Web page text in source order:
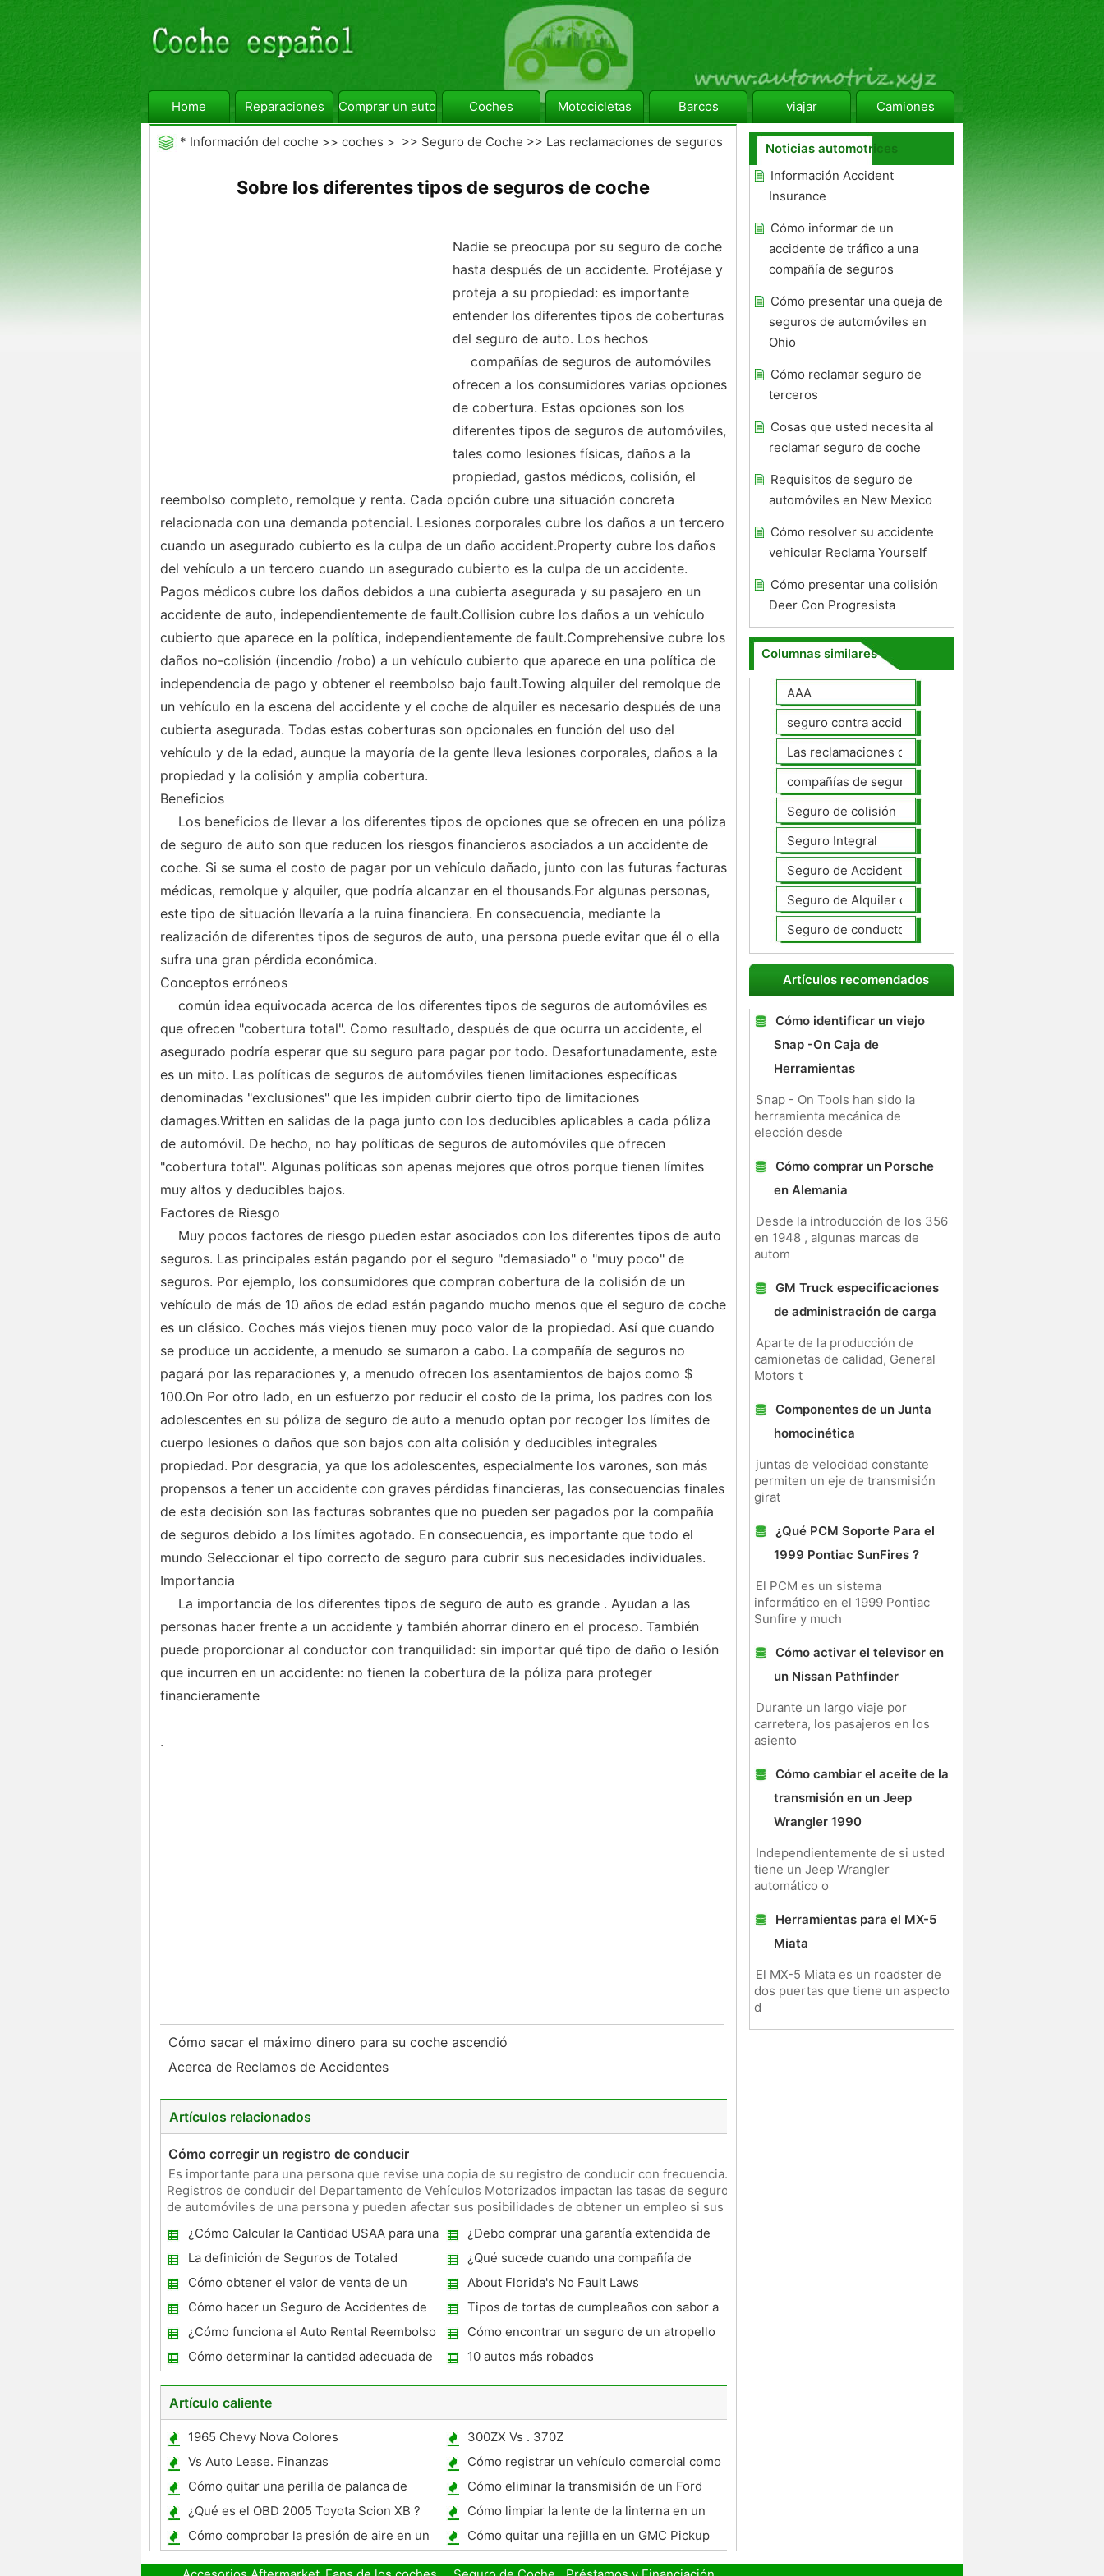
Home Reparaciones Comprar un automóvil Coches Motocicletas Barcos viajar Camiones
* Información del coche >> coches > >> Seguro de Coche >> Las reclamaciones de seguros
Sobre los diferentes tipos de seguros de coche
Nadie se preocupa por su seguro de coche
hasta después de un accidente. Protéjase y
proteja a su propiedad: es importante
entender los diferentes tipos de coberturas
del seguro de auto. Los hechos
compañías de seguros de automóviles
ofrecen a los consumidores varias opciones
de cobertura. Estas opciones son los
diferentes tipos de seguros de automóviles,
tales como lesiones físicas, daños a la
propiedad, gastos médicos, colisión, el
reembolso completo, remolque y renta. Cada opción cubre una situación concreta
relacionada con una demanda potencial. Lesiones corporales cubre los daños a un tercero
cuando un asegurado cubierto es la culpa de un daño accident.Property cubre los daños
del vehículo a un tercero cuando un asegurado cubierto es la culpa de un accidente.
Pagos médicos cubre los daños debidos a una cubierta asegurada y su pasajero en un
accidente de auto, independientemente de fault.Collision cubre los daños a un vehículo
cubierto que aparece en la política, independientemente de fault.Comprehensive cubre los
daños no-colisión (incendio /robo) a un vehículo cubierto que aparece en una política de
independencia de pago y obtener el reembolso bajo fault.Towing alquiler del remolque de
un vehículo en la escena del accidente y el coche de alquiler es necesario después de una
cubierta asegurada. Todas estas coberturas son opcionales en función del uso del
vehículo y de la edad, aunque la mayoría de la gente lleva lesiones corporales, daños a la
propiedad y la colisión y amplia cobertura.
Beneficios
Los beneficios de llevar a los diferentes tipos de opciones que se ofrecen en una póliza
de seguro de auto son que reducen los riesgos financieros asociados a un accidente de
coche. Si se suma el costo de pagar por un vehículo dañado, junto con las futuras facturas
médicas, remolque y alquiler, que podría alcanzar en el thousands.For algunas personas,
este tipo de situación llevaría a la ruina financiera. En consecuencia, mediante la
realización de diferentes tipos de seguros de auto, una persona puede evitar que él o ella
sufra una gran pérdida económica.
Conceptos erróneos
común idea equivocada acerca de los diferentes tipos de seguros de automóviles es
que ofrecen "cobertura total". Como resultado, después de que ocurra un accidente, el
asegurado podría esperar que su seguro para pagar por todo. Desafortunadamente, este
es un mito. Las políticas de seguros de automóviles tienen limitaciones específicas
denominadas "exclusiones" que les impiden cubrir cierto tipo de limitaciones
damages.Written en salidas de la paga junto con los deducibles aplicables a cada póliza
de automóvil. De hecho, no hay políticas de seguros de automóviles que ofrecen
"cobertura total". Algunas políticas son apenas mejores que otros porque tienen límites
muy altos y deducibles bajos.
Factores de Riesgo
Muy pocos factores de riesgo pueden estar asociados con los diferentes tipos de auto
seguros. Las principales están pagando por el seguro "demasiado" o "muy poco" de
seguros. Por ejemplo, los consumidores que compran cobertura de la colisión de un
vehículo de más de 10 años de edad están pagando mucho menos que el seguro de coche
es un clásico. Coches más viejos tienen muy poco valor de la propiedad. Así que cuando
se produce un accidente, a menudo se sumaron a cabo. La compañía de seguros no
pagará por las reparaciones y, a menudo ofrecen los asentamientos de bajos como $
100.On Por otro lado, en un esfuerzo por reducir el costo de la prima, los padres con los
adolescentes en su póliza de seguro de auto a menudo optan por recoger los límites de
cuerpo lesiones o daños que son bajos con alta colisión y deducibles integrales
propiedad. Por desgracia, ya que los adolescentes, especialmente los varones, son más
propensos a tener un accidente con graves pérdidas financieras, las consecuencias finales
de esta decisión son las facturas sobrantes que no pueden ser pagados por la compañía
de seguros debido a los límites agotado. En consecuencia, es importante que todo el
mundo Seleccionar el tipo correcto de seguro para cubrir sus necesidades individuales.
Importancia
La importancia de los diferentes tipos de seguro de auto es grande . Ayudan a las
personas hacer frente a un accidente y también ahorrar dinero en el proceso. También
puede proporcionar al conductor con tranquilidad: sin importar qué tipo de daño o lesión
que incurren en un accidente: no tienen la cobertura de la póliza para proteger
financieramente
.
Cómo sacar el máximo dinero para su coche ascendió
Acerca de Reclamos de Accidentes
Artículos relacionados
Cómo corregir un registro de conducir
Es importante para una persona que revise una copia de su registro de conducir con frecuencia.
Registros de conducir del Departamento de Vehículos Motorizados impactan las tasas de seguros
de automóviles de una persona y pueden afectar sus posibilidades de obtener un empleo si sus
¿Cómo Calcular la Cantidad USAA para una
pérdida total ?
¿Debo comprar una garantía extendida de
Mazda?
La definición de Seguros de Totaled
¿Qué sucede cuando una compañía de
seguros Totales su vehículo?
Cómo obtener el valor de venta de un
coche Totalizó
About Florida's No Fault Laws
Cómo hacer un Seguro de Accidentes de
Auto Checklist
Tipos de tortas de cumpleaños con sabor a
¿Cómo funciona el Auto Rental Reembolso
Trabajo en una Póliza de Seguro de Auto?
Cómo encontrar un seguro de un atropello
y fuga accidente
Cómo determinar la cantidad adecuada de
seguro de automóvil
10 autos más robados
Artículo caliente
1965 Chevy Nova Colores
300ZX Vs . 370Z
Vs Auto Lease. Finanzas
Cómo registrar un vehículo comercial como
RV
Cómo quitar una perilla de palanca de
cambios automática
Cómo eliminar la transmisión de un Ford
Ranger
¿Qué es el OBD 2005 Toyota Scion XB ?
Cómo limpiar la lente de la linterna en un
Maxima 2003
Cómo comprobar la presión de aire en un
neumático en un Chrysler Sebring
Cómo quitar una rejilla en un GMC Pickup
1994
Noticias automotrices
Información Accident
Insurance
Cómo informar de un
accidente de tráfico a una
compañía de seguros
Cómo presentar una queja de
seguros de automóviles en
Ohio
Cómo reclamar seguro de
terceros
Cosas que usted necesita al
reclamar seguro de coche
Requisitos de seguro de
automóviles en New Mexico
Cómo resolver su accidente
vehicular Reclama Yourself
Cómo presentar una colisión
Deer Con Progresista
Columnas similares
AAA
seguro contra accidentes
Las reclamaciones de seguros de automóviles
compañías de seguros de coche
Seguro de colisión
Seguro Integral
Seguro de Accidentes Personales
Seguro de Alquiler de coches
Seguro de conductores no asegurados
Artículos recomendados
Cómo identificar un viejo
Snap -On Caja de
Herramientas
Snap - On Tools han sido la
herramienta mecánica de
elección desde
Cómo comprar un Porsche
en Alemania
Desde la introducción de los 356
en 1948 , algunas marcas de
autom
GM Truck especificaciones
de administración de carga
Aparte de la producción de
camionetas de calidad, General
Motors t
Componentes de un Junta
homocinética
juntas de velocidad constante
permiten un eje de transmisión
girat
¿Qué PCM Soporte Para el
1999 Pontiac SunFires ?
El PCM es un sistema
informático en el 1999 Pontiac
Sunfire y much
Cómo activar el televisor en
un Nissan Pathfinder
Durante un largo viaje por
carretera, los pasajeros en los
asiento
Cómo cambiar el aceite de la
transmisión en un Jeep
Wrangler 1990
Independientemente de si usted
tiene un Jeep Wrangler
automático o
Herramientas para el MX-5
Miata
El MX-5 Miata es un roadster de
dos puertas que tiene un aspecto
d